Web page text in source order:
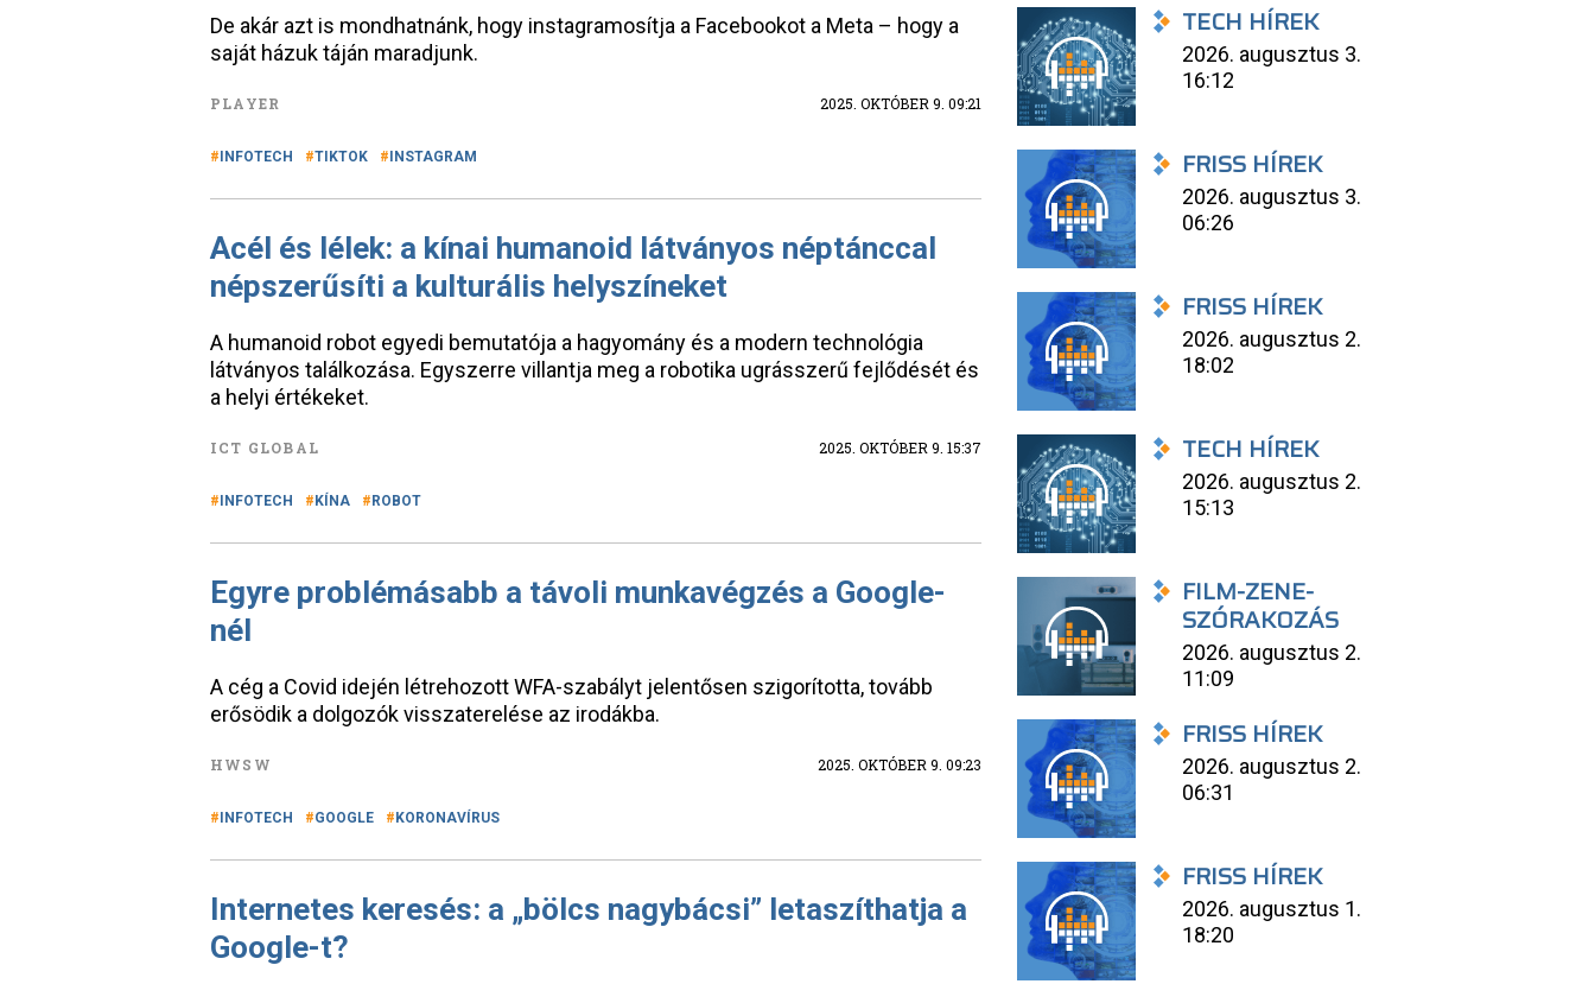
De akár azt is mondhatnánk, hogy instagramosítja a Facebookot a Meta – hogy a
saját házuk táján maradjunk.
PLAYER 2025. OKTÓBER 9. 09:21
INFOTECH TIKTOK INSTAGRAM
Acél és lélek: a kínai humanoid látványos néptánccal
népszerűsíti a kulturális helyszíneket
A humanoid robot egyedi bemutatója a hagyomány és a modern technológia
látványos találkozása. Egyszerre villantja meg a robotika ugrásszerű fejlődését és
a helyi értékeket.
ICT GLOBAL 2025. OKTÓBER 9. 15:37
INFOTECH KÍNA ROBOT
Egyre problémásabb a távoli munkavégzés a Google-
nél
A cég a Covid idején létrehozott WFA-szabályt jelentősen szigorította, tovább
erősödik a dolgozók visszaterelése az irodákba.
HWSW 2025. OKTÓBER 9. 09:23
INFOTECH GOOGLE KORONAVÍRUS
Internetes keresés: a „bölcs nagybácsi” letaszíthatja a
Google-t?
TECH HÍREK
2026. augusztus 3.
16:12
FRISS HÍREK
2026. augusztus 3.
06:26
FRISS HÍREK
2026. augusztus 2.
18:02
TECH HÍREK
2026. augusztus 2.
15:13
FILM-ZENE-
SZÓRAKOZÁS
2026. augusztus 2.
11:09
FRISS HÍREK
2026. augusztus 2.
06:31
FRISS HÍREK
2026. augusztus 1.
18:20